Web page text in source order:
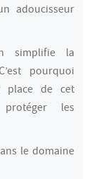
adoucisseur
simplifie la
pourquoi
place de cet
les
le domaine